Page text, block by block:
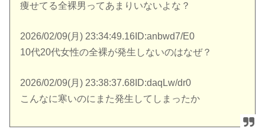
痩せてる全裸男ってあまりいないよな？
2026/02/09(月) 23:34:49.16ID:anbwd7/E0
10代20代女性の全裸が発生しないのはなぜ？
2026/02/09(月) 23:38:37.68ID:daqLw/dr0
こんなに寒いのにまた発生してしまったか